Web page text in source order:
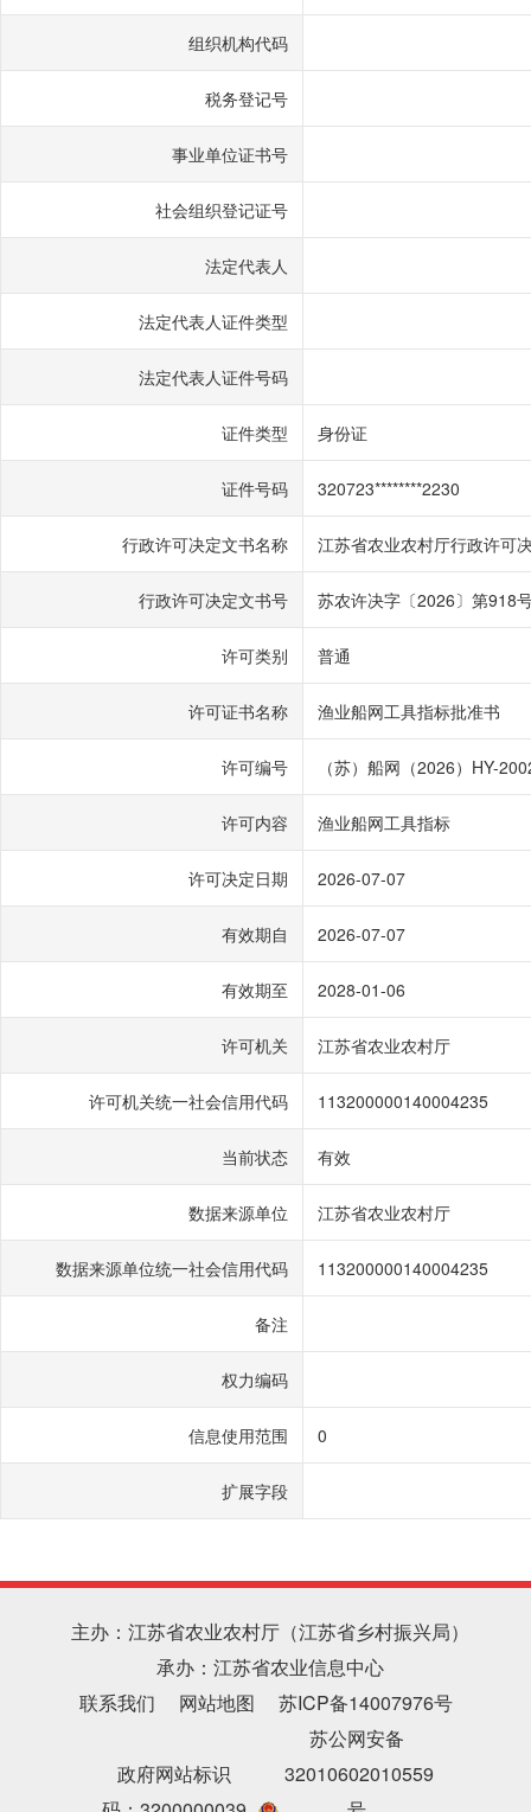
组织机构代码
税务登记号
事业单位证书号
社会组织登记证号
法定代表人
法定代表人证件类型
法定代表人证件号码
证件类型 身份证
证件号码 320723********2230
行政许可决定文书名称 江苏省农业农村厅行政许可
行政许可决定文书号 苏农许决字〔2026〕第918
许可类别 普通
许可证书名称 渔业船网工具指标批准书
许可编号 （苏）船网（2026）HY-
许可内容 渔业船网工具指标
许可决定日期 2026-07-07
有效期自 2026-07-07
有效期至 2028-01-06
许可机关 江苏省农业农村厅
许可机关统一社会信用代码 113200000140004235
当前状态 有效
数据来源单位 江苏省农业农村厅
数据来源单位统一社会信用代码 113200000140004235
备注
权力编码
信息使用范围 0
扩展字段
主办：江苏省农业农村厅（江苏省乡村振兴局）
承办：江苏省农业信息中心
联系我们
网站地图 苏ICP备14007976号
政府网站标识
苏公网安备
32010602010559